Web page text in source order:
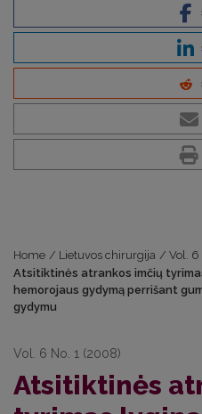
Home / Lietuvos chirurgija / Vol. 6
Atsitiktinės atrankos imčių
hemorojaus gydymą perrišant
gydymu
Vol. 6 No. 1 (2008)
Atsitiktinės